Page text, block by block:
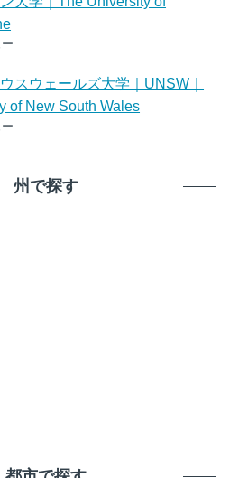
スウェールズ大学｜UNSW｜
of New South Wales
州で探す